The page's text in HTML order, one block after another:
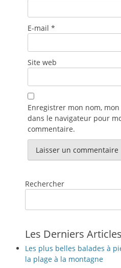
E-mail *
Site web
Enregistrer mon nom,
dans le navigateur pour
commentaire.
Rechercher
Les Derniers Articles
Les plus belles balades à
la plage à la montagne